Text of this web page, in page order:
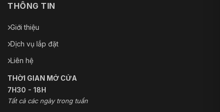
THÔNG TIN
Giới thiệu
Dịch vụ lắp đặt
Liên hệ
THỜI GIAN MỞ CỬA
7H30 - 18H
Tất cả các ngày trong tuần